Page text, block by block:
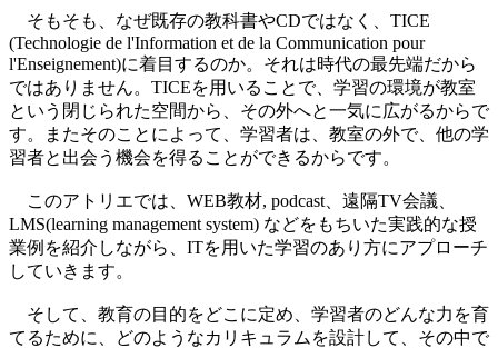
そもそも、なぜ既存の教科書やCDではなく、TICE
(Technologie de l'Information et de la Communication pour
l'Enseignement)に着目するのか。それは時代の最先端だから
ではありません。TICEを用いることで、学習の環境が教室
という閉じられた空間から、その外へと一気に広がるからで
す。またそのことによって、学習者は、教室の外で、他の学
習者と出会う機会を得ることができるからです。
このアトリエでは、WEB教材, podcast、遠隔TV会議、
LMS(learning management system) などをもちいた実践的な授
業例を紹介しながら、ITを用いた学習のあり方にアプローチ
していきます。
そして、教育の目的をどこに定め、学習者のどんな力を育
てるために、どのようなカリキュラムを設計して、その中で